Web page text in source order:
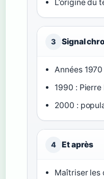
L’origine du
3 Signal
Années
1990 :
2000 :
4 Et après
Maîtriser les